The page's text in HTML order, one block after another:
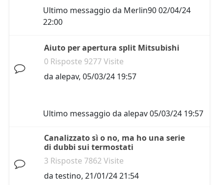
Ultimo messaggio da Merlin9002/04/24
22:00
Aiuto per apertura split Mitsubishi
0 Risposte 9277 Visite
da alepav, 05/03/24 19:57
Ultimo messaggio da alepav05/03/24 19:57
Canalizzato sì o no, ma ho una serie
di dubbi sui termostati
3 Risposte 7862 Visite
da testino, 21/01/24 21:54